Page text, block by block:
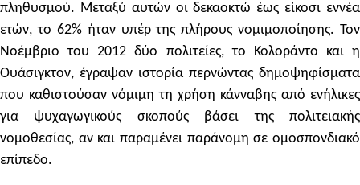
πληθυσμού. Μεταξύ αυτών οι δεκαοκτώ έως είκοσι εννέα
ετών, το 62% ήταν υπέρ της πλήρους νομιμοποίησης. Τον
Νοέμβριο του 2012 δύο πολιτείες, το Κολοράντο και η
Ουάσιγκτον, έγραψαν ιστορία περνώντας δημοψηφίσματα
που καθιστούσαν νόμιμη τη χρήση κάνναβης από ενήλικες
για ψυχαγωγικούς σκοπούς βάσει της πολιτειακής
νομοθεσίας, αν και παραμένει παράνομη σε ομοσπονδιακό
επίπεδο.